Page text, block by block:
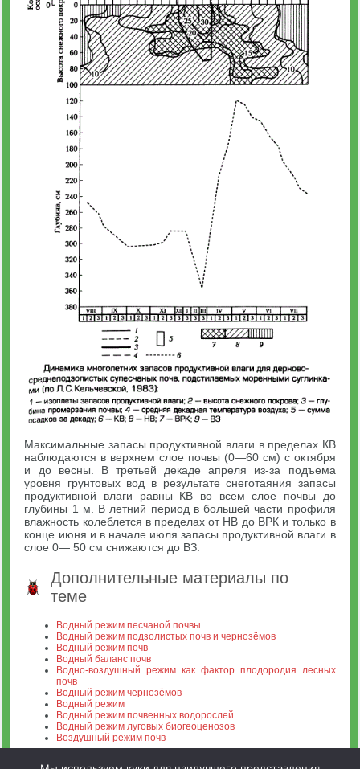
Максимальные запасы продуктивной влаги в пределах КВ
наблюдаются в верхнем слое почвы (0—60 см) с октября
и до весны. В третьей декаде апреля из-за подъема
уровня грунтовых вод в результате снеготаяния запасы
продуктивной влаги равны КВ во всем слое почвы до
глубины 1 м. В летний период в большей части профиля
влажность колеблется в пределах от НВ до ВРК и только в
конце июня и в начале июля запасы продуктивной влаги в
слое 0— 50 см снижаются до ВЗ.
Дополнительные материалы по
теме
Водный режим песчаной почвы
Водный режим подзолистых почв и чернозёмов
Водный режим почв
Водный баланс почв
Водно-воздушный режим как фактор плодородия лесных
почв
Водный режим чернозёмов
Водный режим
Водный режим почвенных водорослей
Водный режим луговых биогеоценозов
Воздушный режим почв